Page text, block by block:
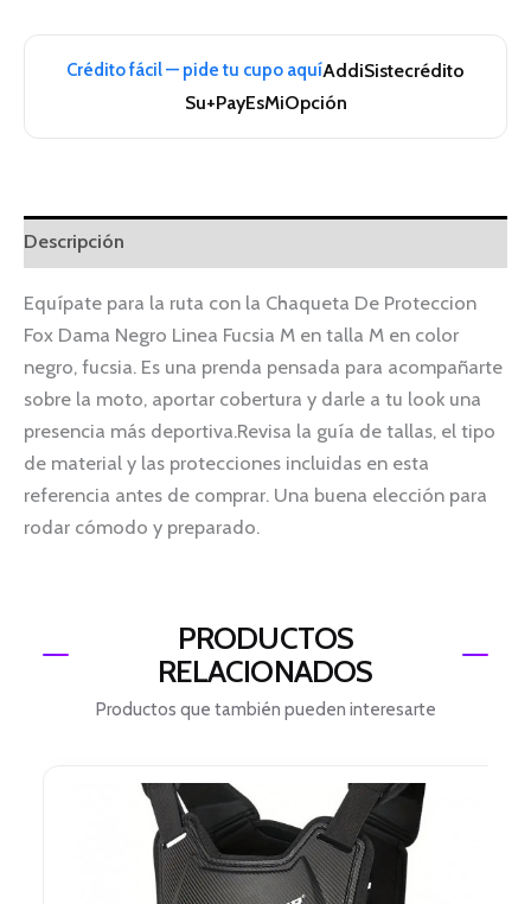
Crédito fácil — pide tu cupo aquíAddiSistecrédito
Su+PayEsMiOpción
Descripción
Equípate para la ruta con la Chaqueta De Proteccion
Fox Dama Negro Linea Fucsia M en talla M en color
negro, fucsia. Es una prenda pensada para acompañarte
sobre la moto, aportar cobertura y darle a tu look una
presencia más deportiva.Revisa la guía de tallas, el tipo
de material y las protecciones incluidas en esta
referencia antes de comprar. Una buena elección para
rodar cómodo y preparado.
PRODUCTOS
RELACIONADOS
Productos que también pueden interesarte